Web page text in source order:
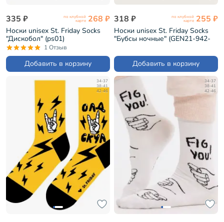
335 ₽ по клубной
карте 268 ₽
Носки unisex St. Friday Socks
"Дискобол" (ps01)
1 Отзыв
Добавить в корзину
318 ₽ по клубной
карте 255 ₽
Носки unisex St. Friday Socks
"Бубсы ночные" (GEN21-942-
Добавить в корзину
34-37
38-41
42-46
34-37
38-41
42-46